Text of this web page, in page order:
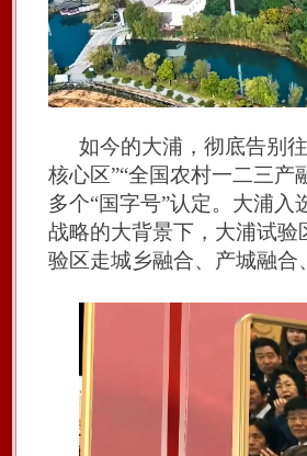
如今的大浦，彻底告别
核心区”“全国农村一二三产
多个“国字号”认定。大浦入
战略的大背景下，大浦试
验区走城乡融合、产城融